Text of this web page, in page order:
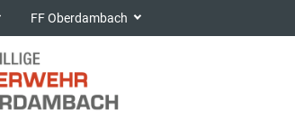
FF Oberdambach